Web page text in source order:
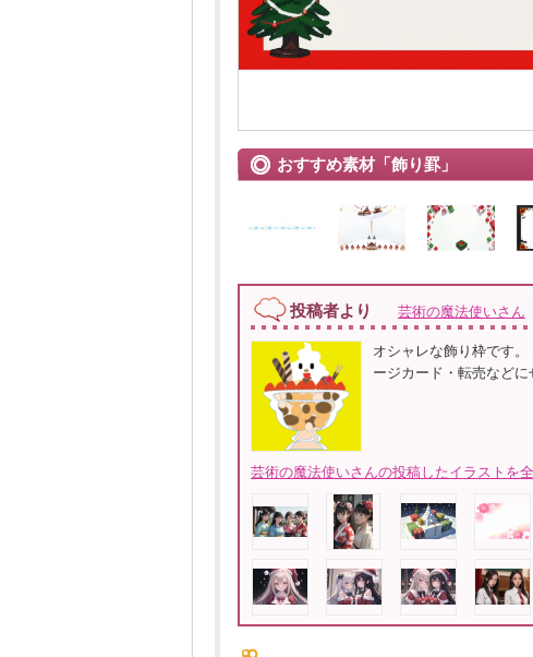
おすすめ素材「飾り罫」
投稿者より 芸術の魔法使いさん
オシャレな飾り枠です
ージカード・転売などに
芸術の魔法使いさんの投稿したイラストを全